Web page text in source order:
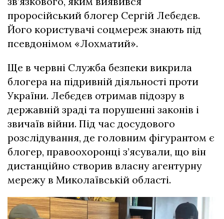
проросійський блогер Сергій Лебєдєв.
Його користувачі соцмереж знають під
псевдонімом «Лохматий».
Ще в червні Служба безпеки викрила
блогера на підривній діяльності проти
України. Лебєдєв отримав підозру в
державній зраді та порушенні законів і
звичаїв війни. Під час досудового
розслідування, де головним фігурантом є
блогер, правоохоронці з’ясували, що він
дистанційно створив власну агентурну
мережу в Миколаївській області.